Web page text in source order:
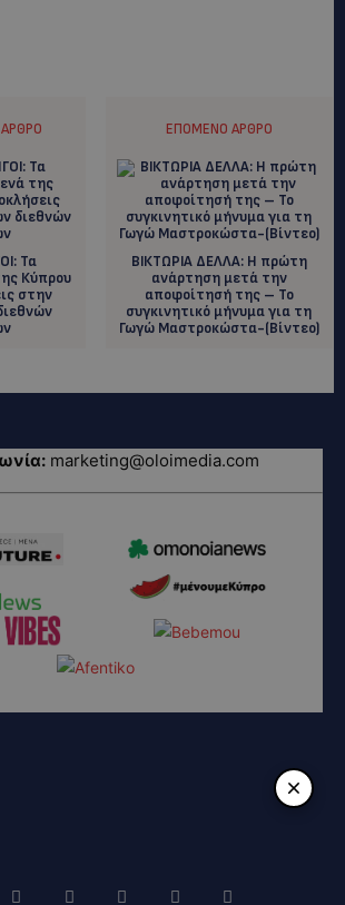
Τα
Κύπρου
στην
ΕΠΌΜΕΝΟ ΆΡΘΡΟ
ΒΙΚΤΩΡΙΑ ΔΕΛΛΑ: Η πρώτη
ανάρτηση μετά την
αποφοίτησή της – Το
συγκινητικό μήνυμα για τη
Γωγώ Μαστροκώστα-(Βίντεο)
marketing@oloimedia.com